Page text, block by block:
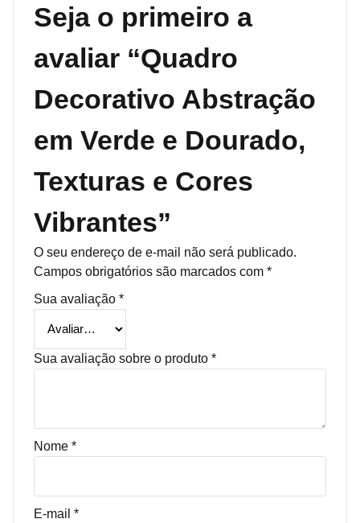
Seja o primeiro a
avaliar “Quadro
Decorativo Abstração
em Verde e Dourado,
Texturas e Cores
Vibrantes”
O seu endereço de e-mail não será publicado.
Campos obrigatórios são marcados com *
Sua avaliação *
Sua avaliação sobre o produto *
Nome *
E-mail *